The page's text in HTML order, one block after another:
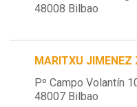
48008 Bilbao
MARITXU JIMENEZ
Pº Campo Volantín
48007 Bilbao